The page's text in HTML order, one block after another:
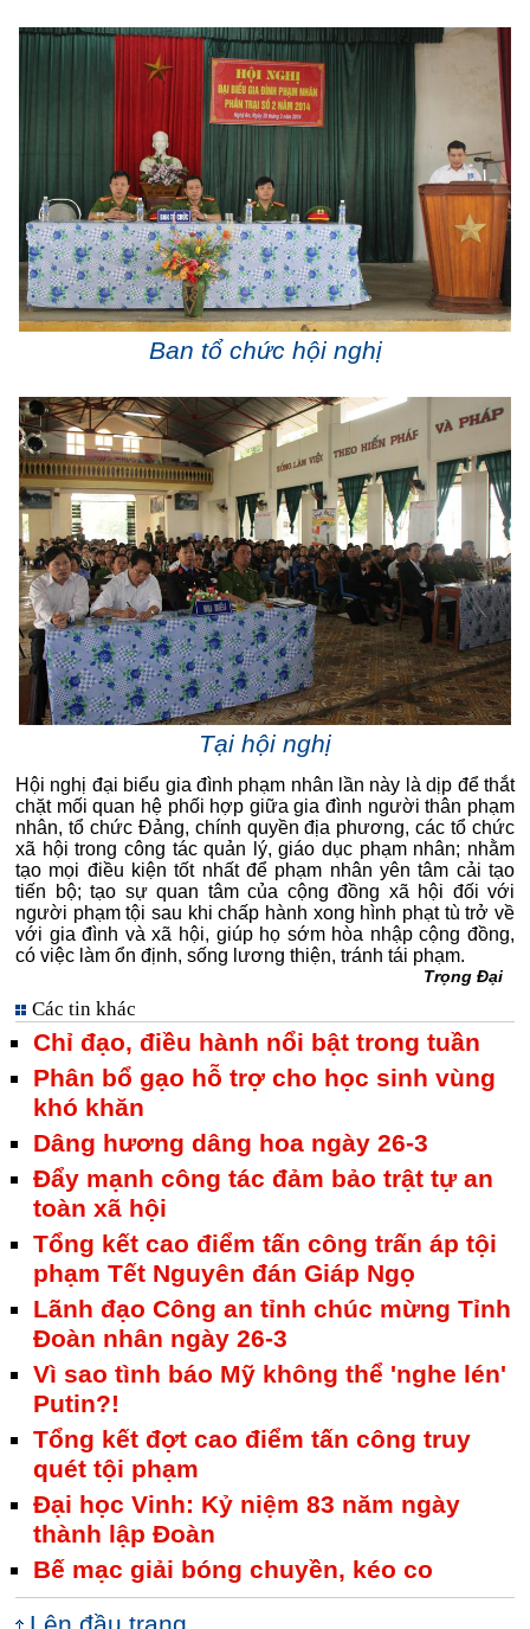
Ban tổ chức hội nghị
Tại hội nghị
Hội nghị đại biểu gia đình phạm nhân lần này là dịp để thắt
chặt mối quan hệ phối hợp giữa gia đình người thân phạm
nhân, tổ chức Đảng, chính quyền địa phương, các tổ chức
xã hội trong công tác quản lý, giáo dục phạm nhân; nhằm
tạo mọi điều kiện tốt nhất để phạm nhân yên tâm cải tạo
tiến bộ; tạo sự quan tâm của cộng đồng xã hội đối với
người phạm tội sau khi chấp hành xong hình phạt tù trở về
với gia đình và xã hội, giúp họ sớm hòa nhập cộng đồng,
có việc làm ổn định, sống lương thiện, tránh tái phạm.
Trọng Đại
Các tin khác
Chỉ đạo, điều hành nổi bật trong tuần
Phân bổ gạo hỗ trợ cho học sinh vùng
khó khăn
Dâng hương dâng hoa ngày 26-3
Đẩy mạnh công tác đảm bảo trật tự an
toàn xã hội
Tổng kết cao điểm tấn công trấn áp tội
phạm Tết Nguyên đán Giáp Ngọ
Lãnh đạo Công an tỉnh chúc mừng Tỉnh
Đoàn nhân ngày 26-3
Vì sao tình báo Mỹ không thể 'nghe lén'
Putin?!
Tổng kết đợt cao điểm tấn công truy
quét tội phạm
Đại học Vinh: Kỷ niệm 83 năm ngày
thành lập Đoàn
Bế mạc giải bóng chuyền, kéo co